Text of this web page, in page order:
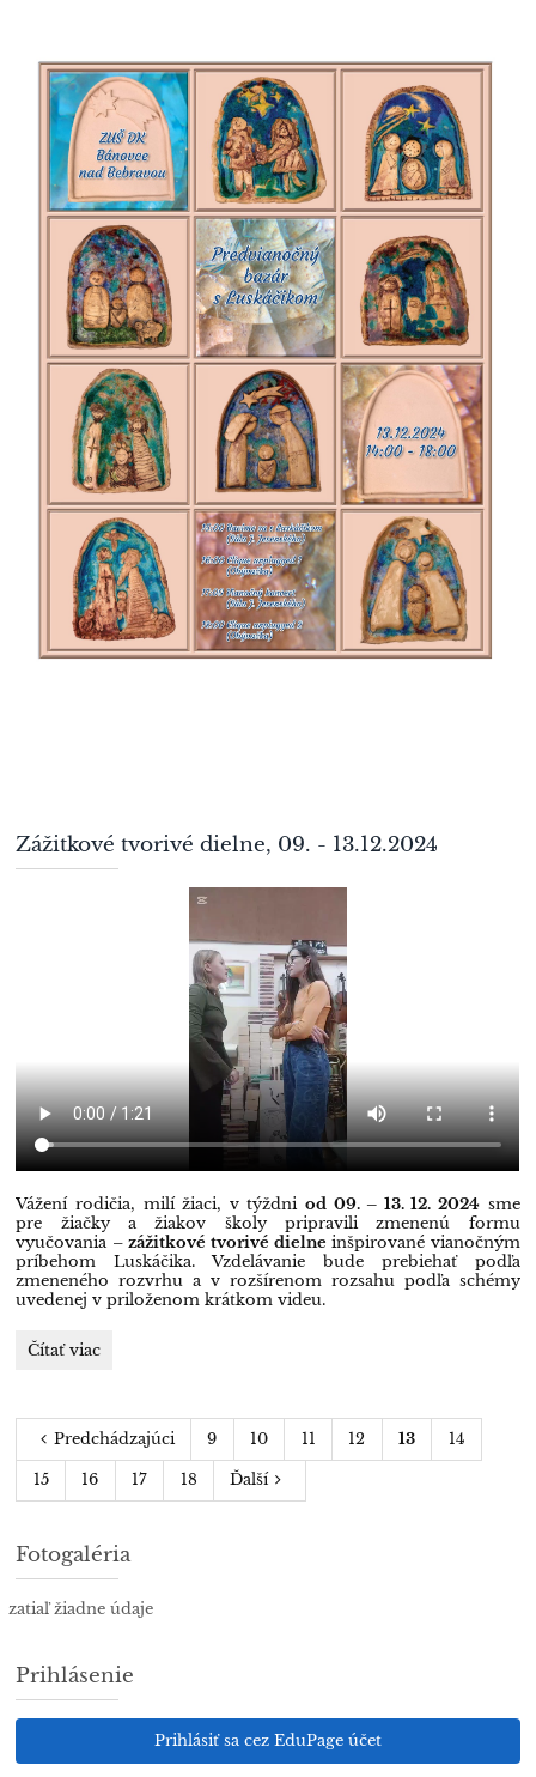
Zážitkové tvorivé dielne, 09. - 13.12.2024
Vážení rodičia, milí žiaci, v týždni od 09. – 13. 12. 2024 sme
pre žiačky a žiakov školy pripravili zmenenú formu
vyučovania – zážitkové tvorivé dielne inšpirované vianočným
príbehom Luskáčika. Vzdelávanie bude prebiehať podľa
zmeneného rozvrhu a v rozšírenom rozsahu podľa schémy
uvedenej v priloženom krátkom videu.
Zážitkové
09.
13.12.2024:
Čítať viac
Predchádzajúci 9 10 11 12 13 14
15 16 17 18 Ďalší
Fotogaléria
zatiaľ žiadne údaje
Prihlásenie
Prihlásiť sa cez EduPage účet